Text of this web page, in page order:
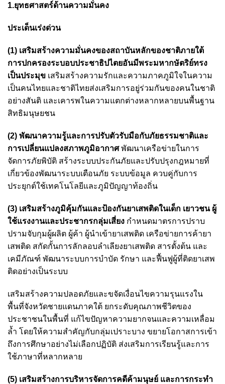
1.ยุทธศาสตร์ด้านความมั่นคง
ประเด็นเร่งด่วน
(1) เสริมสร้างความมั่นคงของสถาบันหลักของชาติภายใต้
การปกครองระบอบประชาธิปไตยอันมีพระมหากษัตริย์ทรง
เป็นประมุข เสริมสร้างความรักและความภาคภูมิใจในความ
เป็นคนไทยและชาติไทยส่งเสริมการอยู่ร่วมกันของคนในชาติ
อย่างสันติ และเคารพในความแตกต่างหลากหลายบนพื้นฐาน
สิทธิมนุษยชน
(2) พัฒนาความรู้และการปรับตัวรับมือกับภัยธรรมชาติและ
การเปลี่ยนแปลงสภาพภูมิอากาศพัฒนาเครือข่ายในการ
จัดการภัยพิบัติ สร้างระบบประกันภัยและปรับปรุงกฎหมายที่
เกี่ยวข้องพัฒนาระบบเตือนภัย ระบบข้อมูล ควบคู่กับการ
ประยุกต์ใช้เทคโนโลยีและภูมิปัญญาท้องถิ่น
(3) เสริมสร้างภูมิคุ้มกันและป้องกันยาเสพติดในเด็ก เยาวชน ผู้
ใช้แรงงานและประชากรกลุ่มเสี่ยง กำหนดมาตรการปราบ
ปรามจับกุมผู้ผลิต ผู้ค้า ผู้นำเข้ายาเสพติด เครือข่ายการค้ายา
เสพติด สกัดกั้นการลักลอบลำเลียงยาเสพติด สารตั้งต้น และ
เคมีภัณฑ์ พัฒนาระบบการบำบัด รักษา และฟื้นฟูผู้ที่ติดยาเสพ
ติดอย่างเป็นระบบ
เสริมสร้างความปลอดภัยและขจัดเงื่อนไขความรุนแรงใน
พื้นที่จังหวัดชายแดนภาคใต้ ยกระดับคุณภาพชีวิตของ
ประชาชนในพื้นที่ แก้ไขปัญหาความยากจนและความเหลื่อม
ล้ำ โดยให้ความสำคัญกับกลุ่มเปราะบาง ขยายโอกาสการเข้า
ถึงการศึกษาอย่างไม่เลือกปฏิบัติ ส่งเสริมการเรียนรู้และการ
ใช้ภาษาที่หลากหลาย
(5) เสริมสร้างการบริหารจัดการคดีค้ามนุษย์ และการกระทำ